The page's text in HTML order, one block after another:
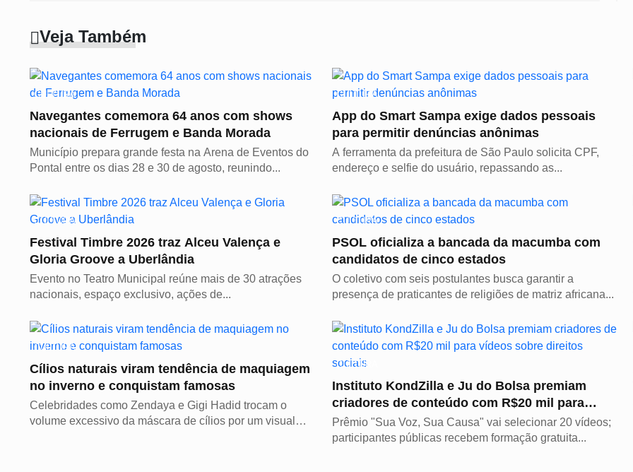
Veja Também
CULTURA
Navegantes comemora 64 anos com shows
nacionais de Ferrugem e Banda Morada
Município prepara grande festa na Arena de Eventos do
Pontal entre os dias 28 e 30 de agosto, reunindo...
CULTURA
App do Smart Sampa exige dados pessoais
para permitir denúncias anônimas
A ferramenta da prefeitura de São Paulo solicita CPF,
endereço e selfie do usuário, repassando as...
CULTURA
Festival Timbre 2026 traz Alceu Valença e
Gloria Groove a Uberlândia
Evento no Teatro Municipal reúne mais de 30 atrações
nacionais, espaço exclusivo, ações de...
CULTURA
PSOL oficializa a bancada da macumba com
candidatos de cinco estados
O coletivo com seis postulantes busca garantir a
presença de praticantes de religiões de matriz africana...
CULTURA
Cílios naturais viram tendência de maquiagem
no inverno e conquistam famosas
Celebridades como Zendaya e Gigi Hadid trocam o
volume excessivo da máscara de cílios por um visual
CULTURA
Instituto KondZilla e Ju do Bolsa premiam
criadores de conteúdo com R$20 mil para
vídeos sobre...
Prêmio "Sua Voz, Sua Causa" vai selecionar 20 vídeos;
participantes públicas recebem formação gratuita...